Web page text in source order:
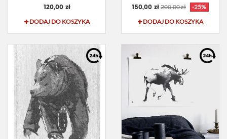
120,00 zł
DODAJ DO KOSZYKA
150,00 zł 200,00 zł
-25%
DODAJ DO KOSZYKA